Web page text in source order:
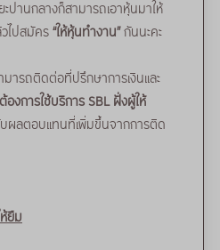
ปานกลางก็สามารถเอาหุ้นมาให้
ไปสมัคร“ให้หุ้นทำงาน”กันนะคะ
ารถติดต่อที่ปรึกษาการเงินและ
องการใช้บริการ SBL ฝั่งผู้ให้
บผลตอบแทนที่เพิ่มขึ้นจากการติด
ยืม